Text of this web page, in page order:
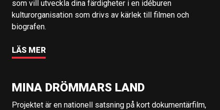
som vill utveckla dina färdigheter i en idéburen
kulturorganisation som drivs av kärlek till filmen och
biografen.
LÄS MER
MINA DRÖMMARS LAND
Projektet är en nationell satsning på kort dokumentärfilm,